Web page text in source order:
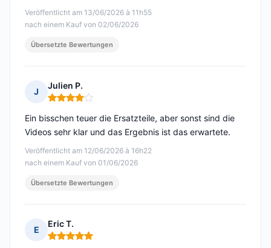
Veröffentlicht am 13/06/2026 à 11h55
nach einem Kauf von 02/06/2026
Übersetzte Bewertungen
J
Julien P.
Hinweis: 4 von 5
Veröffentlicht am 12/06/2026 à 16h22
nach einem Kauf von 01/06/2026
Ein bisschen teuer die Ersatzteile, aber sonst sind die
Videos sehr klar und das Ergebnis ist das erwartete.
Übersetzte Bewertungen
E
Eric T.
Hinweis: 5 von 5